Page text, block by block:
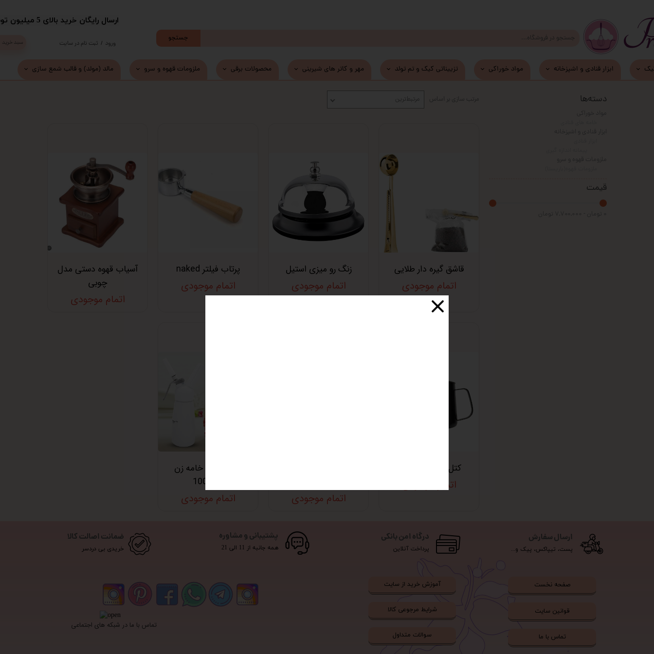
جستجو سبد خرید ورود / ثبت نام در سایت
حساب کاربری من
ابزار قنادی و اشپزخانه مواد خوراکی تزییناتی کیک و تم تولد مهر و کاتر های شیرینی محصولات برقی ملزومات قهوه و سرو مالد (مولد) و قالب شمع سازی
​ارسال رایگان خرید بالای 5 میلیون تومان با پست
دسته‌ها
قیمت
مرتب سازی بر اساس مرتبط‌ترین
قاشق گیره دار طلایی
اتمام موجودی
زنگ رو میزی استیل
اتمام موجودی
پرتاب فیلتر naked
اتمام موجودی
آسیاب قهوه دستی مدل
چوبی
اتمام موجودی
کتل قهوه 350 میل
اتمام موجودی
اتمام موجودی
دستگاه گل خامه زن
1000ML
اتمام موجودی
ارسال سفارش
پست، تیپاکس، پیک و...
درگاه امن بانکی
پرداخت آنلاین
پشتیبانی و مشاوره
همه جانبه از 11 الی 21
ضمانت اصالت کالا
خریدی بی دردسر
تماس با ما در شبکه های اجتماعی
صفحه نخست
قوانین سایت
تماس با ما
آموزش خرید از سایت
شرایط مرجوعی کالا
سوالات متداول